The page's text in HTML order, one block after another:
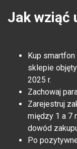
Jak wziąć
Kup
sklepie
2025 r.
Zachowaj
Zarejestruj
między 1 a 7
dowód
Po